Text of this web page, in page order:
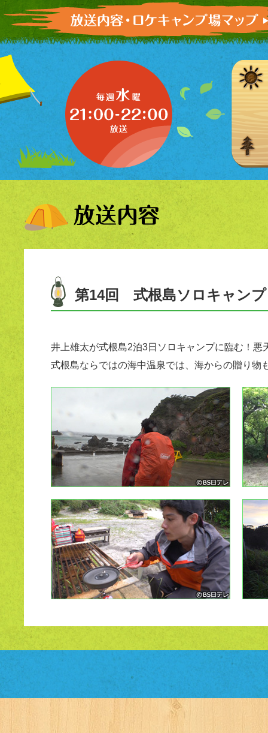
第14回 式根島ソロキャンプ
井上雄太が式根島2泊3日ソロキャンプに臨む！
式根島ならではの海中温泉では、海からの贈り物